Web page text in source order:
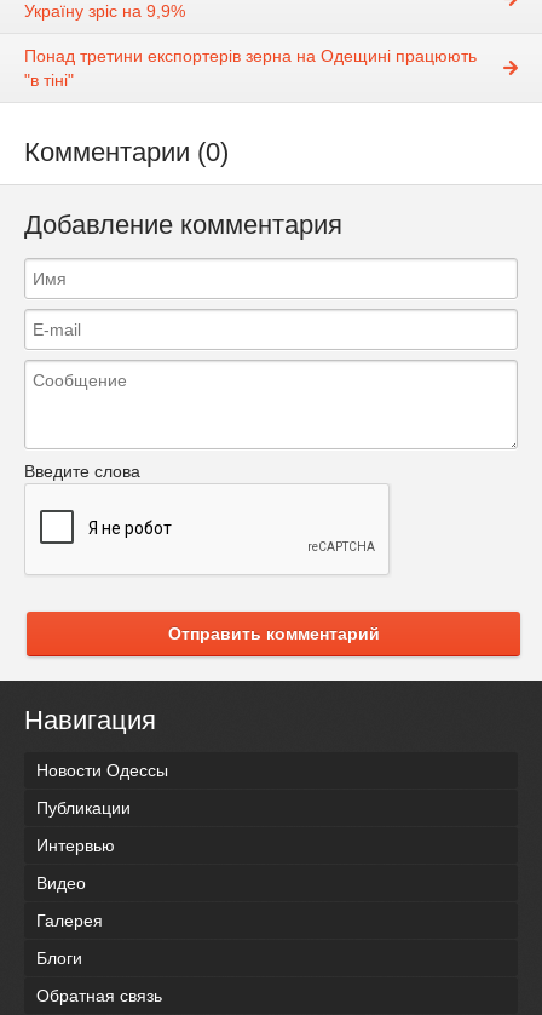
Україну зріс на 9,9%
Понад третини експортерів зерна на Одещині працюють
"в тіні"
Комментарии (0)
Добавление комментария
Введите слова
Отправить комментарий
Навигация
Новости Одессы
Публикации
Интервью
Видео
Галерея
Блоги
Обратная связь